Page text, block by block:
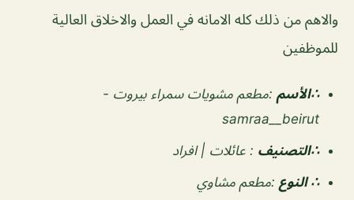
والاهم من ذلك كله الامانه في العمل والاخلاق العالية
للموظفين
∴الأسم :مطعم مشويات سمراء بيروت -
samraa__beirut
∴التصنيف : عائلات | افراد
∴ النوع :مطعم مشاوي